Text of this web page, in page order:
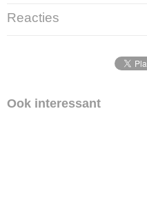
Reacties
Ook interessant